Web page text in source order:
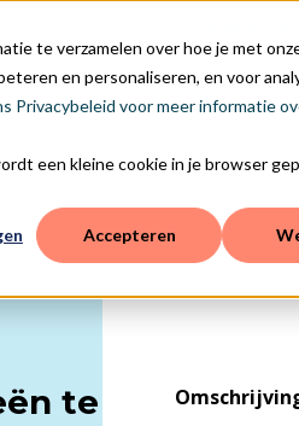
te verzamelen over hoe je met
en personaliseren, en voor
Privacybeleid voor meer informatie
een kleine cookie in je browser
Accepteren
Ontdek
te